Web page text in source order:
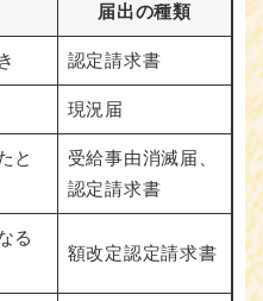
届出の種類
認定請求書
現況届
と
受給事由消滅届、
認定請求書
る
額改定認定請求書